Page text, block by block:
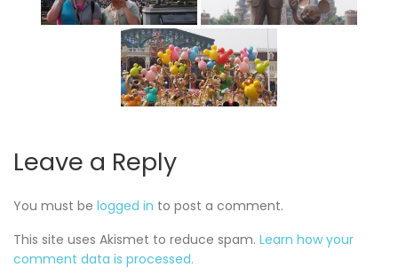
Leave a Reply
You must be logged in to post a comment.
This site uses Akismet to reduce spam. Learn how your
comment data is processed.